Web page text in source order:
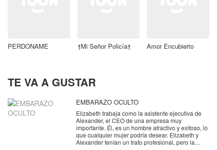
PERDONAME †Mi Señor Policía† Amor Encubierto
TE VA A GUSTAR
EMBARAZO OCULTO
Elizabeth trabaja como la asistente ejecutiva de
Alexander, el CEO de una empresa muy
importante. Él, es un hombre atractivo y exitoso, lo
que cualquier mujer podría desear. Elizabeth y
Alexander tenían un trato profesional, pero la